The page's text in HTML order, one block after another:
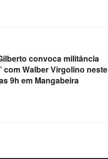
convoca militância
com Walber Virgolino neste
9h em Mangabeira